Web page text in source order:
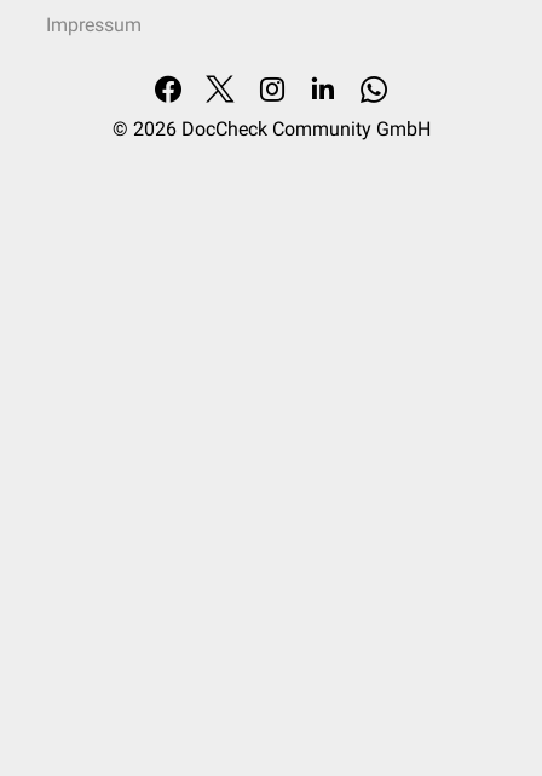
Impressum
© 2026 DocCheck Community GmbH